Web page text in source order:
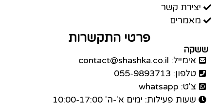
יצירת קשר
מאמרים
פרטי התקשרות
ששקה
אימייל: contact@shashka.co.il
טלפון: 055-9893713
צ'ט: whatsapp
שעות פעילות: ימים א'-ה' 10:00-17:00